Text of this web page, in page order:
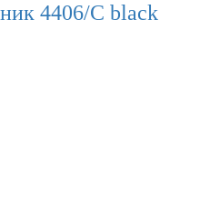
4406/C black